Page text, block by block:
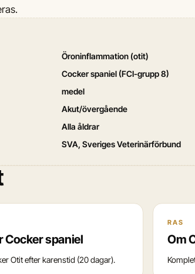
Öroninflammation (otit)
Cocker spaniel (FCI-grupp 8)
medel
Akut/övergående
Alla åldrar
SVA, Sveriges Veterinärförbund
Cocker spaniel
Otit efter karenstid (20 dagar).
RAS
Om